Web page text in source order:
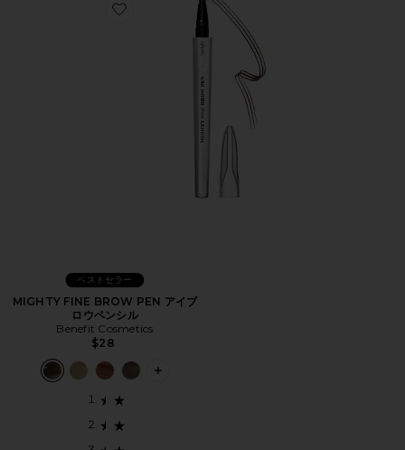
Favorite MIGHTY FINE BROW PEN アイブロウペンシル
ベストセラー
MIGHTY FINE BROW PEN アイブ
ロウペンシル
Benefit Cosmetics
$28
PLUS ICON TO SEE MORE OPTIONS